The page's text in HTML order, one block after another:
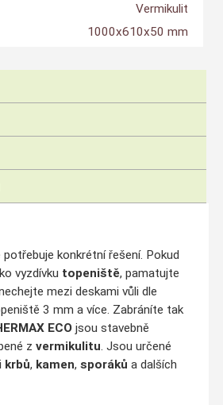
Vermikulit
1000x610x50 mm
konkrétní řešení. Pokud
vyzdívku topeniště, pamatujte
mezi deskami vůli dle
3 mm a více. Zabráníte tak
ECOjsou stavebně
z vermikulitu. Jsou určené
krbů, kamen, sporáků a dalších